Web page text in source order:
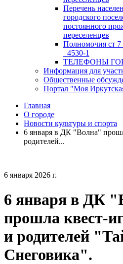
Перечень
городского
постоянного
переселенцев
Полномочия ст 7
_4530-1
ТЕЛЕФОНЫ
Информация для
Общественные
Портал "Моя
Главная
О городе
Новости культуры и спорта
6 января в ДК "Волна"
родителей...
6 января 2026 г.
6 января в ДК
прошла квест-
и родителей
Снеговика".